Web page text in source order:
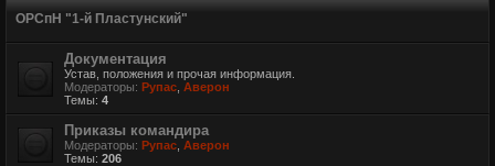
ОРСпН "1-й Пластунский"
Документация
Устав, положения и прочая информация.
Модераторы: Рупас Аверон
Темы: 4
Приказы командира
Модераторы: Рупас Аверон
Темы: 206